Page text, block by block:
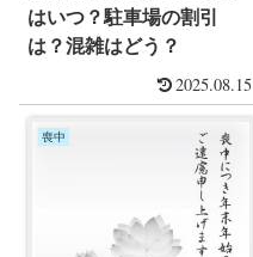
はいつ？駐車場の割引
は？混雑はどう？
2025.08.15
喪中